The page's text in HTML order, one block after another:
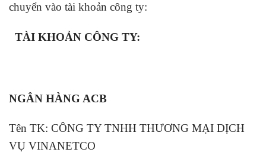
chuyển vào tài khoản công ty:
TÀI KHOẢN CÔNG TY:
NGÂN HÀNG ACB
Tên TK: CÔNG TY TNHH THƯƠNG MẠI DỊCH
VỤ VINANETCO